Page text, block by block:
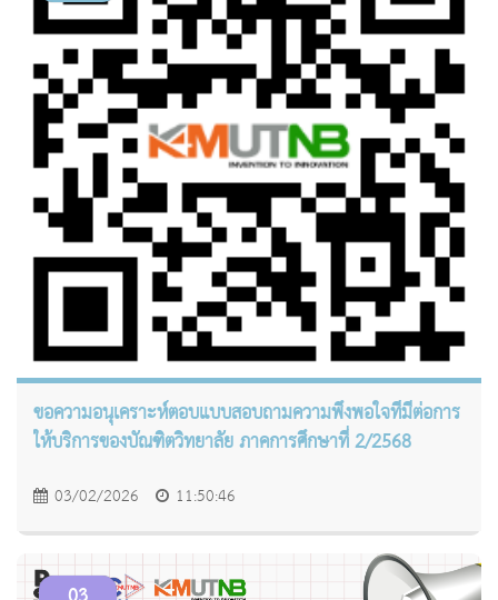
ขอความอนุเคราะห์ตอบแบบสอบถามความพึงพอใจที่มีต่อการ
ให้บริการของบัณฑิตวิทยาลัย ภาคการศึกษาที่ 2/2568
03/02/2026 11:50:46